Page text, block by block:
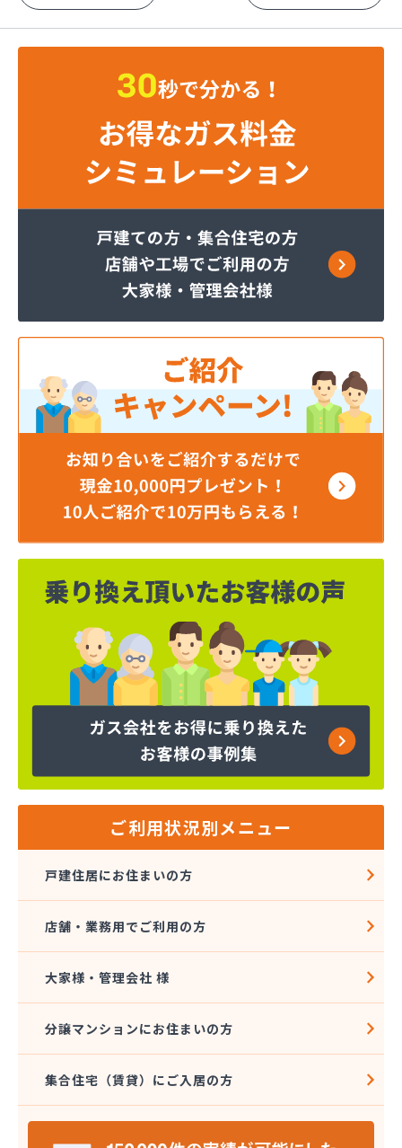
ご利用状況別メニュー
戸建住居にお住まいの方
店舗・業務用でご利用の方
大家様・管理会社 様
分譲マンションにお住まいの方
集合住宅（賃貸）にご入居の方